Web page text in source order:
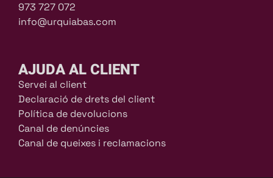
973 727 072
info@urquiabas.com
AJUDA AL CLIENT
Servei al client
Declaració de drets del client
Política de devolucions
Canal de denúncies
Canal de queixes i reclamacions